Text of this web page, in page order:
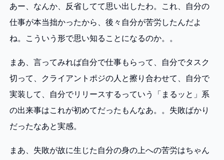
あー、なんか、反省してて思い出したわ。これ、自分の
仕事が本当拙かったから、後々自分が苦労したんだよ
ね。こういう形で思い知ることになるのか。。
まあ、言ってみれば自分で仕事もらって、自分でタスク
切って、クライアントポジの人と擦り合わせて、自分で
実装して、自分でリリースするっていう「まるッと」系
の出来事はこれが初めてだったもんなあ。。失敗ばかり
だったなあと実感。
まあ、失敗が故に生じた自分の身の上への苦労はちゃん